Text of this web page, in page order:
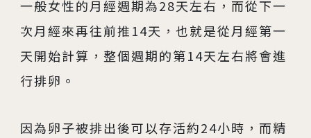
一般女性的月經週期為28天左右，而從下一
次月經來再往前推14天，也就是從月經第一
天開始計算，整個週期的第14天左右將會進
行排卵。
因為卵子被排出後可以存活約24小時，而精